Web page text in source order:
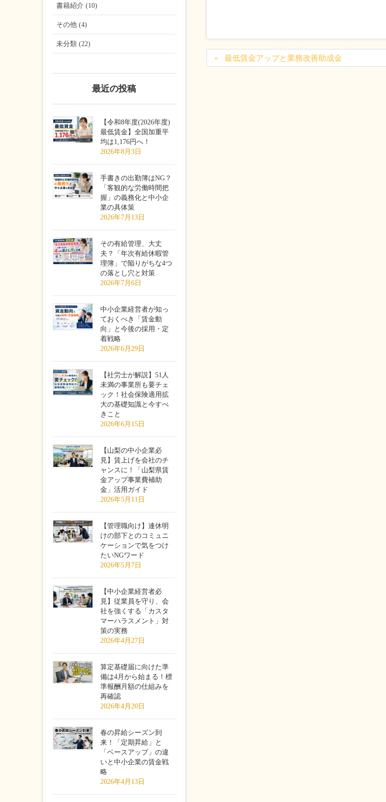
最低賃金アップと業務改善助成金
書籍紹介 (10)
その他 (4)
未分類 (22)
最近の投稿
【令和8年度(2026年度)
最低賃金】全国加重平
均は1,176円へ！
2026年8月3日
手書きの出勤簿はNG？
「客観的な労働時間把
握」の義務化と中小企
業の具体策
2026年7月13日
その有給管理、大丈
夫？「年次有給休暇管
理簿」で陥りがちな4つ
の落とし穴と対策
2026年7月6日
中小企業経営者が知っ
ておくべき「賃金動
向」と今後の採用・定
着戦略
2026年6月29日
【社労士が解説】51人
未満の事業所も要チェ
ック！社会保険適用拡
大の基礎知識と今すべ
きこと
2026年6月15日
【山梨の中小企業必
見】賃上げを会社のチ
ャンスに！「山梨県賃
金アップ事業費補助
金」活用ガイド
2026年5月11日
【管理職向け】連休明
けの部下とのコミュニ
ケーションで気をつけ
たいNGワード
2026年5月7日
【中小企業経営者必
見】従業員を守り、会
社を強くする「カスタ
マーハラスメント」対
策の実務
2026年4月27日
算定基礎届に向けた準
備は4月から始まる！標
準報酬月額の仕組みを
再確認
2026年4月20日
春の昇給シーズン到
来！「定期昇給」と
「ベースアップ」の違
いと中小企業の賃金戦
略
2026年4月13日